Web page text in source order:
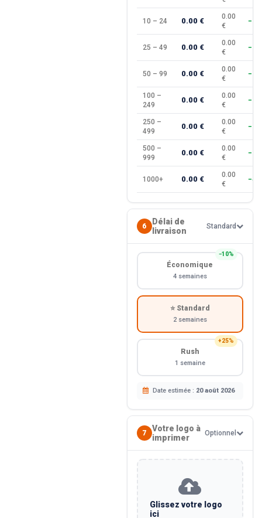
10 – 24 0.00 €
0.00
€
25 – 49 0.00 €
0.00
€
50 – 99 0.00 €
0.00
€
100 –
249
0.00 €
0.00
€
250 –
499
0.00 €
0.00
€
500 –
999
0.00 €
0.00
€
1000+ 0.00 €
0.00
€
6
Délai de
livraison
Standard
−10%
Économique
4 semaines
⭐ Standard
2 semaines
+25%
Rush
1 semaine
Date estimée : 20 août 2026
7
Votre logo à
imprimer
Optionnel
Glissez votre logo
ici